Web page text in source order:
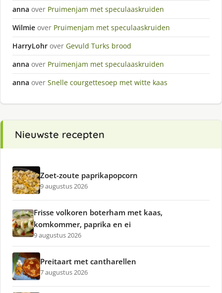
anna over Pruimenjam met speculaaskruiden
Wilmie over Pruimenjam met speculaaskruiden
HarryLohr over Gevuld Turks brood
anna over Pruimenjam met speculaaskruiden
anna over Snelle courgettesoep met witte kaas
Nieuwste recepten
Zoet-zoute paprikapopcorn
9 augustus 2026
Frisse volkoren boterham met kaas,
komkommer, paprika en ei
9 augustus 2026
Preitaart met cantharellen
7 augustus 2026